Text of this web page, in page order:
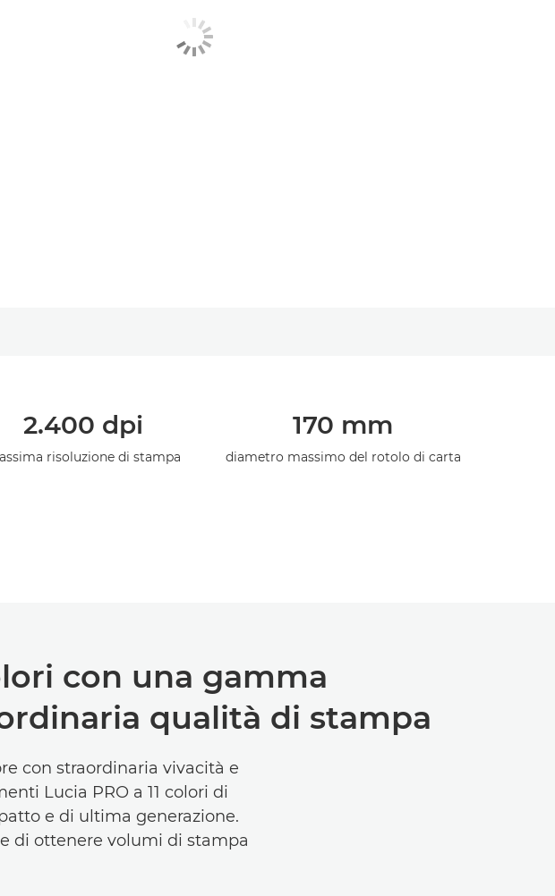
2.400 dpi
risoluzione di stampa
170 mm
diametro massimo del rotolo di carta
con una gamma
qualità di stampa
con straordinaria vivacità e
Lucia PRO a 11 colori di
e di ultima generazione.
di ottenere volumi di stampa